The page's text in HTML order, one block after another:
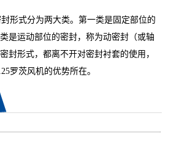
形式分为两大类。第一类是固定部位的
是运动部位的密封，称为动密封（或轴
封形式，都离不开对密封衬套的使用，
罗茨风机的优势所在。